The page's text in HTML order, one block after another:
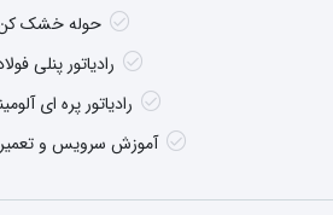
حوله خشک
رادیاتور پنلی
رادیاتور پره ای
آموزش سرویس و تعمیر